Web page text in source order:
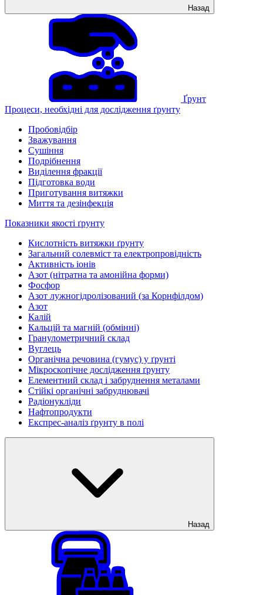
Назад
Ґрунт
Процеси, необхідні для дослідження ґрунту
Пробовідбір
Зважування
Сушіння
Подрібнення
Виділення фракції
Підготовка води
Приготування витяжки
Миття та дезінфекція
Показники якості ґрунту
Кислотність витяжки ґрунту
Загальний солевміст та електропровідність
Активність іонів
Азот (нітратна та амонійна форми)
Фосфор
Азот лужногідролізований (за Корнфілдом)
Азот
Калій
Кальцій та магній (обмінні)
Гранулометричний склад
Вуглець
Органічна речовина (гумус) у ґрунті
Мікроскопічне дослідження ґрунту
Елементний склад і забруднення металами
Стійкі органічні забруднювачі
Радіонукліди
Нафтопродукти
Експрес-аналіз ґрунту в полі
Назад